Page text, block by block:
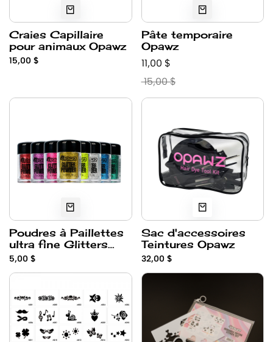
Craies Capillaire
pour animaux Opawz
15,00 $
Pâte temporaire
Opawz
11,00 $
15,00 $
Poudres à Paillettes
ultra fine Glitters
Opawz
5,00 $
Sac d'accessoires
Teintures Opawz
32,00 $